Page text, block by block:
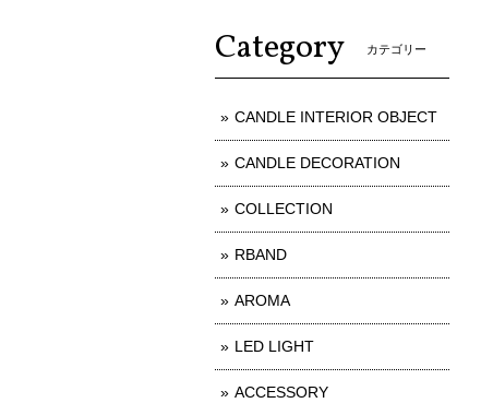
Category カテゴリー
CANDLE INTERIOR OBJECT
CANDLE DECORATION
COLLECTION
RBAND
AROMA
LED LIGHT
ACCESSORY